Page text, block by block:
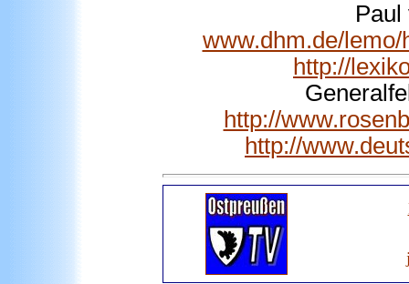
Paul
www.dhm.de/
http://
http://
http://